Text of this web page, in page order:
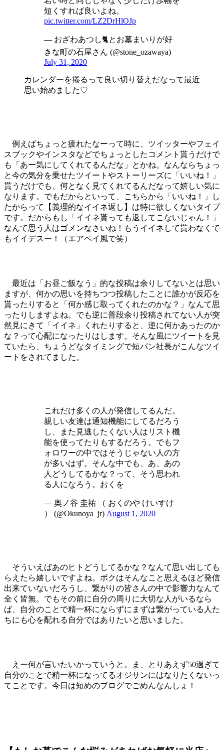
短くすれば良いよね。
pic.twitter.com/LZ2DrHlOJp
— おざわあつし🐈とお墓まいりが好
きな町の石屋さん (@stone_ozawaya)
July 31, 2020
カレンダーを捲るって良い切り替えだなって最近
思い始めました♡
例えばちょっと疲れたなーって時に、ツイッターやフェイ
スブックやインスタなどでちょっとしたコメント貰うだけで
も「あー気にしてくれてるんだな」とかね。なんならちょっ
と今の気分を乗せたツイートやストーリーズに「いいね！」
貰うだけでも、何となく見てくれてるんだなって嬉しい気に
なります。でもだからといって、こちらから「いいね！」し
たからって【義理的なイイネ返し】は特に欲しくないタイプ
です。だからもし「イイネ貰っても返してこないじゃん！」
なんて思う人はゴメンなさいね！もうイイネして貰わなくて
もイイデスー！（エアペイ風で笑）
最近は「お昼ご飯なう」的な投稿は余りしてないとは思い
ますが、何かの思いを持ちつつ投稿したことに誰かが反応を
貰ったりすると「何か感じ取ってくれたのかな？」なんて思
ったりしますよね。でも逆に普段余り投稿されてない人が突
然見にきて「イイネ」くれたりすると、逆に何かあったのか
な？って心配になったりはします。そんな風にツイートを見
ていたら、ちょうどなタイミングで短パン社長がこんなツイ
ートをされてました。
これだけ多くの人が発信してるんだ。
親しい友達は通知機能にしてるだろう
し、また見逃したくない人はリスト機
能を使ってたりもするだろう。でもフ
ォロワーの中ではそうじゃない人の方
が多いはず。そんな中でも、あ、あの
人どうしてるかな？って、そう思われ
る人になろう。おくを
— 奥ノ谷 圭祐 （ おくのや けいすけ
） (@Okunoya_jr) August 1, 2020
そういえばあのヒトどうしてるかな？なんて思い出しても
らえたら嬉しいですよね。ボクはそんなこと思えるほど発信
出来ていないだろうし、繋がりの皆さんの中で影響力なんて
全く皆無。でもその前に自分の周りに大切な人がいるなら
ば、自分のことで精一杯にならずにまずは繋がっている人た
ちにも心を配れる自分ではありたいと思いました。
えー何が言いたいかっていうと。ま、とりあえず50過ぎて
自分のことで精一杯になってるオジサンにはなりたくないっ
てことです。今日は短めのブログでごめんなんしょ！